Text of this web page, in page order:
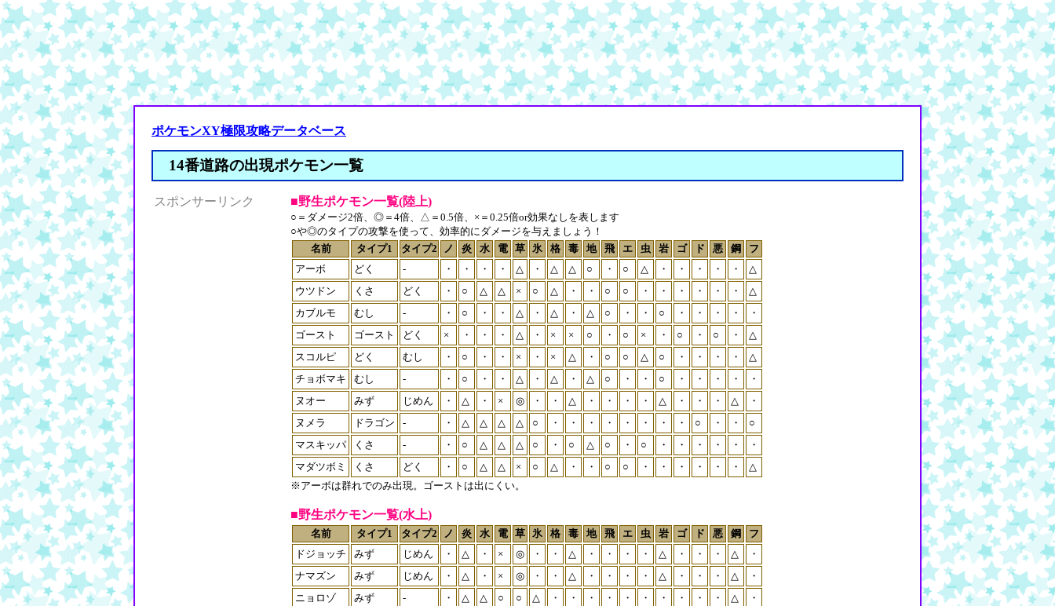
ポケモンXY極限攻略データベース
14番道路の出現ポケモン一覧
スポンサーリンク ■野生ポケモン一覧(陸上)
○＝ダメージ2倍、◎＝4倍、△＝0.5倍、×＝0.25倍or効果なしを表します
○や◎のタイプの攻撃を使って、効率的にダメージを与えましょう！
名前
タイプ1 タイプ2 ノ 炎 水 電 草 氷 格 毒 地 飛 エ 虫 岩 ゴ ド 悪 鋼
フ
アーボ
どく - ・ ・ ・ ・ △ ・ △ △ ○ ・ ○ △ ・ ・ ・ ・ ・
△
ウツドン
くさ どく ・ ○ △ △ × ○ △ ・ ・ ○ ○ ・ ・ ・ ・ ・ ・
△
カブルモ
むし - ・ ○ ・ ・ △ ・ △ ・ △ ○ ・ ・ ○ ・ ・ ・ ・
・
ゴースト
ゴースト どく × ・ ・ ・ △ ・ × × ○ ・ ○ × ・ ○ ・ ○ ・
△
スコルピ
どく むし ・ ○ ・ ・ × ・ × △ ・ ○ ○ △ ○ ・ ・ ・ ・
△
チョボマキ
むし - ・ ○ ・ ・ △ ・ △ ・ △ ○ ・ ・ ○ ・ ・ ・ ・
・
ヌオー
みず じめん ・ △ ・ × ◎ ・ ・ △ ・ ・ ・ ・ △ ・ ・ ・ △
・
ヌメラ
ドラゴン - ・ △ △ △ △ ○ ・ ・ ・ ・ ・ ・ ・ ・ ○ ・ ・
○
マスキッパ
くさ - ・ ○ △ △ △ ○ ・ ○ △ ○ ・ ○ ・ ・ ・ ・ ・
・
マダツボミ
くさ どく ・ ○ △ △ × ○ △ ・ ・ ○ ○ ・ ・ ・ ・ ・ ・
△
※アーボは群れでのみ出現。ゴーストは出にくい。
■野生ポケモン一覧(水上)
名前 タイプ1 タイプ2 ノ 炎 水 電 草 氷 格 毒 地 飛 エ 虫 岩 ゴ ド 悪 鋼
フ
ドジョッチ
みず じめん ・ △ ・ × ◎ ・ ・ △ ・ ・ ・ ・ △ ・ ・ ・ △
・
ナマズン
みず じめん ・ △ ・ × ◎ ・ ・ △ ・ ・ ・ ・ △ ・ ・ ・ △
・
ニョロゾ
みず - ・ △ △ ○ ○ △ ・ ・ ・ ・ ・ ・ ・ ・ ・ ・ △
・